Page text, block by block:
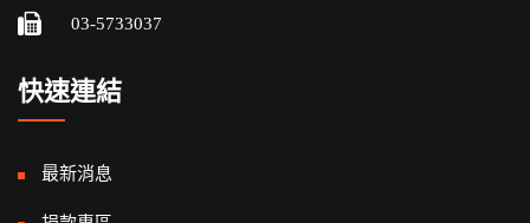
03-5733037
快速連結
最新消息